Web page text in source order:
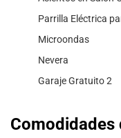
Parrilla Eléctrica
Microondas
Nevera
Garaje Gratuito 2
Comodidades